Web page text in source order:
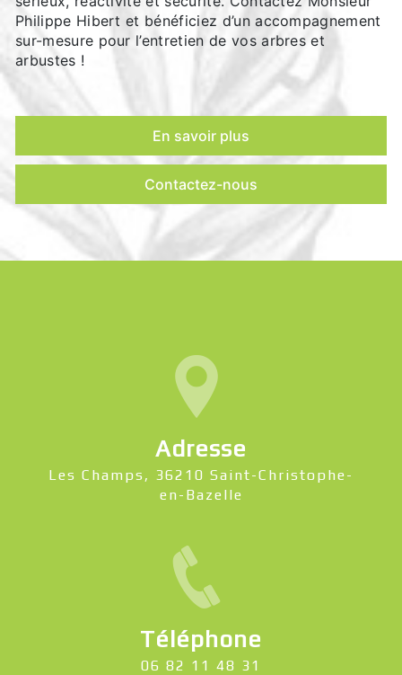
Philippe Hibert et bénéficiez d’un accompagnement
sur-mesure pour l’entretien de vos arbres et
arbustes !
En savoir plus
Contactez-nous
Adresse
Les Champs, 36210 Saint-Christophe-
en-Bazelle
Téléphone
06 82 11 48 31